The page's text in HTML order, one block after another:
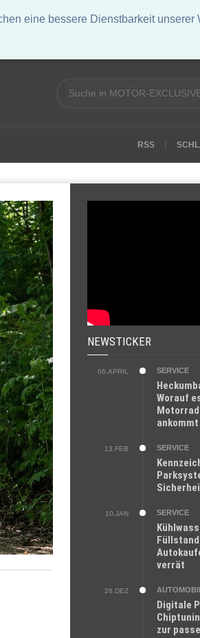
eine bessere Dienstbarkeit unserer
RSS
NEWSTICKER
06.APRIL SERVICE
Worauf
ankommt
13.FEB SERVICE
10.JAN SERVICE
verrät
26.DEZ AUTOMOBIL
Digitale
zur